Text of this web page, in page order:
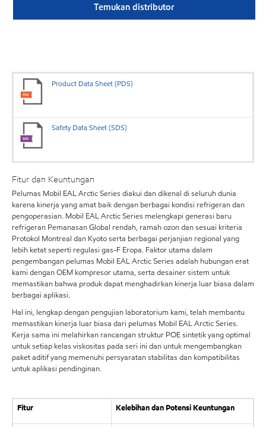
Temukan distributor
Product Data Sheet (PDS)
Safety Data Sheet (SDS)
Fitur dan Keuntungan
Pelumas Mobil EAL Arctic Series diakui dan dikenal di seluruh dunia
karena kinerja yang amat baik dengan berbagai kondisi refrigeran dan
pengoperasian. Mobil EAL Arctic Series melengkapi generasi baru
refrigeran Pemanasan Global rendah, ramah ozon dan sesuai kriteria
Protokol Montreal dan Kyoto serta berbagai perjanjian regional yang
lebih ketat seperti regulasi gas-F Eropa. Faktor utama dalam
pengembangan pelumas Mobil EAL Arctic Series adalah hubungan erat
kami dengan OEM kompresor utama, serta desainer sistem untuk
memastikan bahwa produk dapat menghadirkan kinerja luar biasa dalam
berbagai aplikasi.
Hal ini, lengkap dengan pengujian laboratorium kami, telah membantu
memastikan kinerja luar biasa dari pelumas Mobil EAL Arctic Series.
Kerja sama ini melahirkan rancangan struktur POE sintetik yang optimal
untuk setiap kelas viskositas pada seri ini dan untuk mengembangkan
paket aditif yang memenuhi persyaratan stabilitas dan kompatibilitas
untuk aplikasi pendinginan.
Fitur Kelebihan dan Potensi Keuntungan